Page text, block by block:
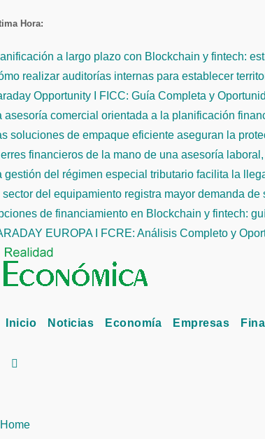
al
Hora:
a largo plazo con Blockchain y fintech:
realizar auditorías internas para establecer
Opportunity I FICC: Guía Completa y
asesoría comercial orientada a la planificación
soluciones de empaque eficiente aseguran la
financieros de la mano de una asesoría
gestión del régimen especial tributario facilita la
sector del equipamiento registra mayor demanda de
de financiamiento en Blockchain y fintech:
EUROPA I FCRE: Análisis Completo y
Inicio Noticias Economía Empresas
Home